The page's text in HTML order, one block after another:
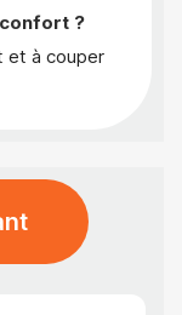
?
et à couper